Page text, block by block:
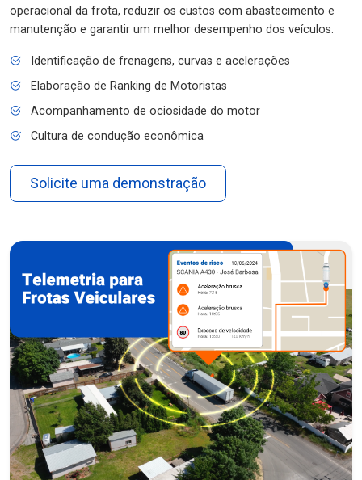
operacional da frota, reduzir os custos com abastecimento e
manutenção e garantir um melhor desempenho dos veículos.
Identificação de frenagens, curvas e acelerações
Elaboração de Ranking de Motoristas
Acompanhamento de ociosidade do motor
Cultura de condução econômica
Solicite uma demonstração